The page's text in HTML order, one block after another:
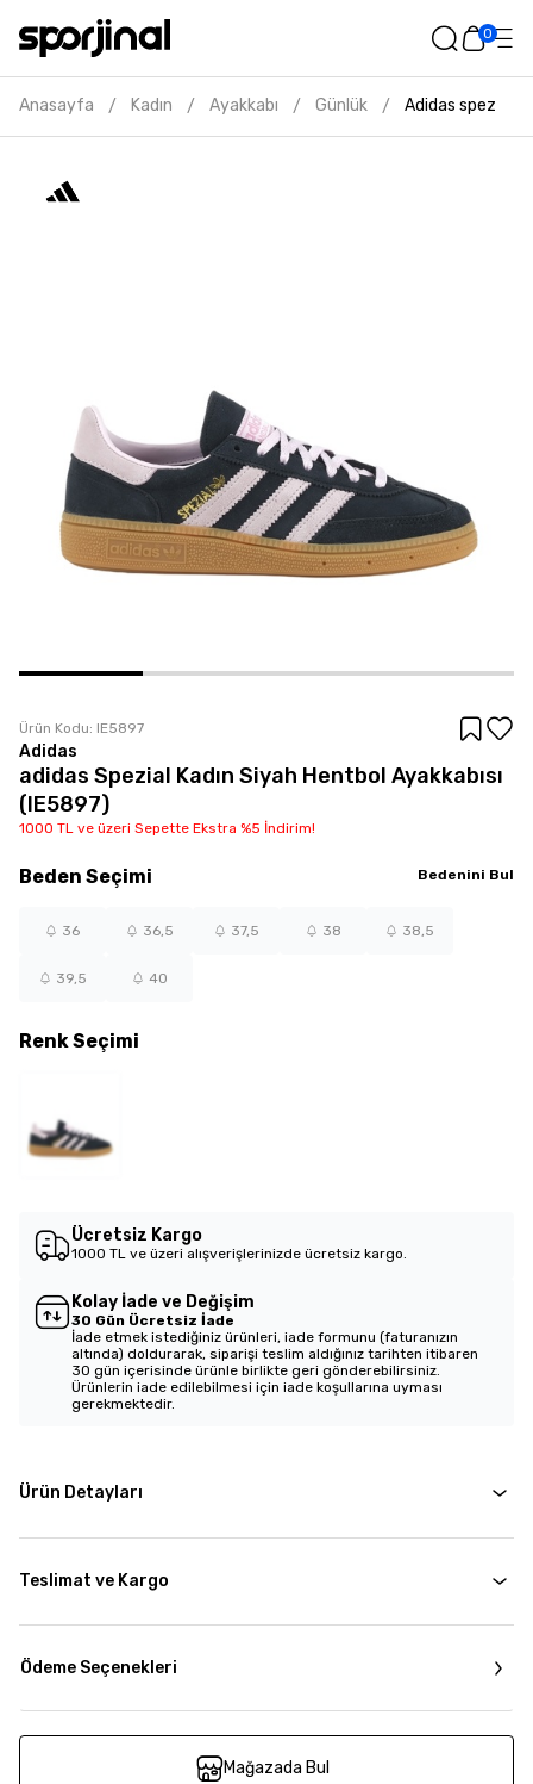
0
Anasayfa / Kadın / Ayakkabı / Günlük / Adidas spezial
Ürün Kodu: IE5897
Adidas
adidas Spezial Kadın Siyah Hentbol Ayakkabısı
(IE5897)
1000 TL ve üzeri Sepette Ekstra %5 İndirim!
RenkSeçimi
Beden Seçimi Bedenini Bul
36 36,5 37,5 38 38,5
39,5 40
Ücretsiz Kargo
1000 TL ve üzeri alışverişlerinizde ücretsiz kargo.
Kolay İade ve Değişim
30 Gün Ücretsiz İade
İade etmek istediğiniz ürünleri, iade formunu (faturanızın
altında) doldurarak, siparişi teslim aldığınız tarihten itibaren
30 gün içerisinde ürünle birlikte geri gönderebilirsiniz.
Ürünlerin iade edilebilmesi için iade koşullarına uyması
gerekmektedir.
Ürün Detayları
Teslimat ve Kargo
Ödeme Seçenekleri
Mağazada Bul